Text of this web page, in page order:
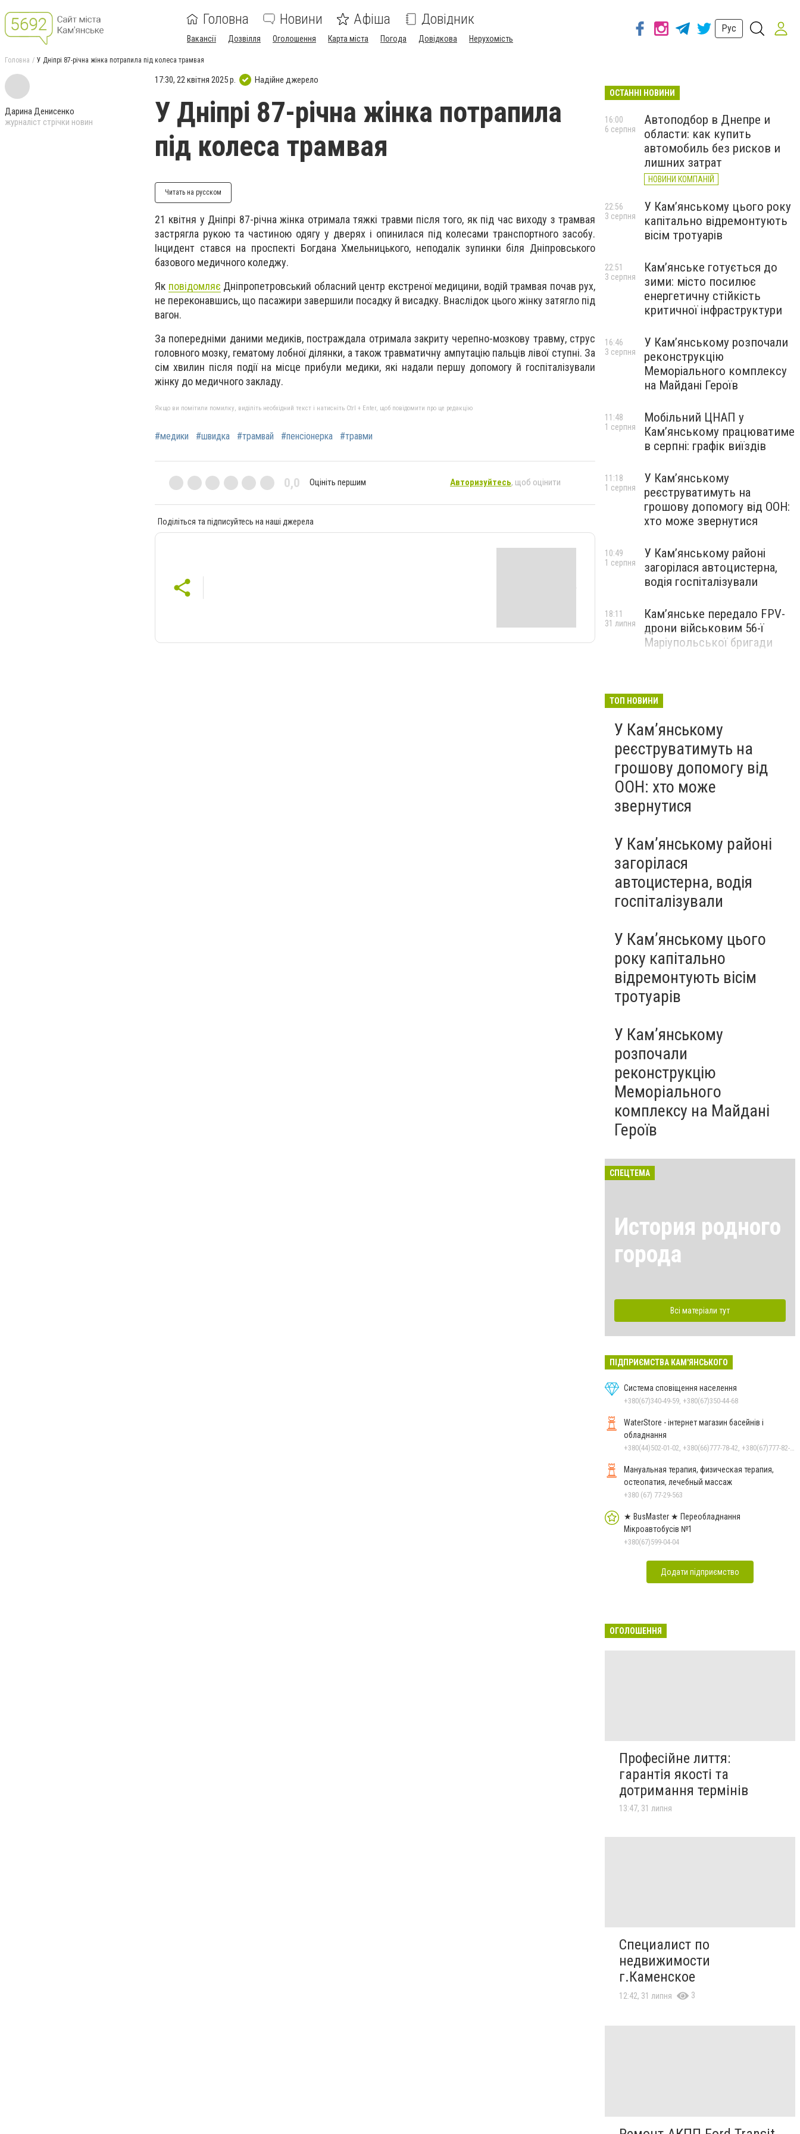
Головна Новини Афіша Довідник
Вакансії Дозвілля Оголошення Карта міста Погода Довідкова Нерухомість
Рус
Головна У Дніпрі 87-річна жінка потрапила під колеса трамвая
Дарина Денисенко
журналіст стрічки новин
17:30, 22 квітня 2025 р. Надійне джерело
У Дніпрі 87-річна жінка потрапила
під колеса трамвая
Читать на русском
21 квітня у Дніпрі 87-річна жінка отримала тяжкі травми після того, як під час виходу з трамвая
застрягла рукою та частиною одягу у дверях і опинилася під колесами транспортного засобу.
Інцидент стався на проспекті Богдана Хмельницького, неподалік зупинки біля Дніпровського
базового медичного коледжу.
Як повідомляє Дніпропетровський обласний центр екстреної медицини, водій трамвая почав рух,
не переконавшись, що пасажири завершили посадку й висадку. Внаслідок цього жінку затягло під
вагон.
За попередніми даними медиків, постраждала отримала закриту черепно-мозкову травму, струс
головного мозку, гематому лобної ділянки, а також травматичну ампутацію пальців лівої ступні. За
сім хвилин після події на місце прибули медики, які надали першу допомогу й госпіталізували
жінку до медичного закладу.
Якщо ви помітили помилку, виділіть необхідний текст і натисніть Ctrl + Enter, щоб повідомити про це редакцію
#медики #швидка #трамвай #пенсіонерка #травми
0,0 Оцініть першим Авторизуйтесь, щоб оцінити
Поділіться та підписуйтесь на наші джерела
ОСТАННІ НОВИНИ
Автоподбор в Днепре и
области: как купить
автомобиль без рисков и
лишних затрат
НОВИНИ КОМПАНІЙ
16:00
6 серпня
У Кам’янському цього року
капітально відремонтують
вісім тротуарів
22:56
3 серпня
Кам’янське готується до
зими: місто посилює
енергетичну стійкість
критичної інфраструктури
22:51
3 серпня
У Кам’янському розпочали
реконструкцію
Меморіального комплексу
на Майдані Героїв
16:46
3 серпня
Мобільний ЦНАП у
Кам’янському працюватиме
в серпні: графік виїздів
11:48
1 серпня
У Кам’янському
реєструватимуть на
грошову допомогу від ООН:
хто може звернутися
11:18
1 серпня
У Кам’янському районі
загорілася автоцистерна,
водія госпіталізували
10:49
1 серпня
Кам’янське передало FPV-
дрони військовим 56-ї
Маріупольської бригади
18:11
31 липня
ТОП НОВИНИ
У Кам’янському
реєструватимуть на
грошову допомогу від
ООН: хто може
звернутися
У Кам’янському районі
загорілася
автоцистерна, водія
госпіталізували
У Кам’янському цього
року капітально
відремонтують вісім
тротуарів
У Кам’янському
розпочали
реконструкцію
Меморіального
комплексу на Майдані
Героїв
СПЕЦТЕМА
История родного
города
Всі матеріали тут
ПІДПРИЄМСТВА КАМ'ЯНСЬКОГО
Система сповіщення населення
+380(67)340-49-59, +380(67)350-44-68
WaterStore - інтернет магазин басейнів і
обладнання
Мануальная терапия, физическая терапия,
остеопатия, лечебный массаж
+380 (67) 77-29-563
★ BusMaster ★ Переобладнання
Мікроавтобусів №1
+380(67)599-04-04
Додати підприємство
ОГОЛОШЕННЯ
Професійне лиття:
гарантія якості та
дотримання термінів
13:47, 31 липня
Специалист по
недвижимости
г.Каменское
12:42, 31 липня 3